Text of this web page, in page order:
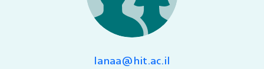
lanaa@hit.ac.il